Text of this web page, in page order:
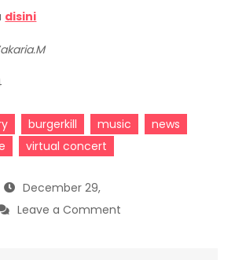
disini
burgerkill music
news
virtual concert
December 29,
Leave a Comment